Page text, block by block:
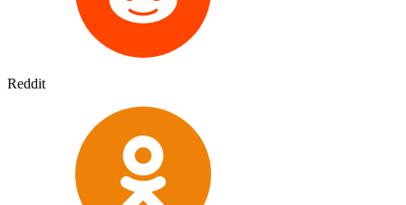
Reddit